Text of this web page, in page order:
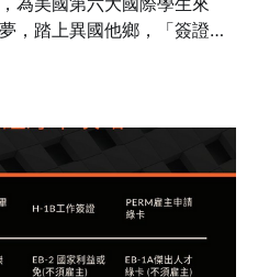
，踏上異國他鄉，「簽證」
就業，工作簽證都必不可